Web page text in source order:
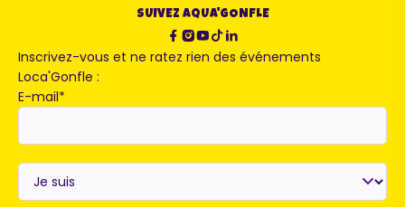
SUIVEZ AQUA'GONFLE
Inscrivez-vous et ne ratez rien des événements
Loca'Gonfle :
E-mail*
Je
suis*